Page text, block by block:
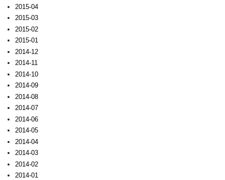
2015-04
2015-03
2015-02
2015-01
2014-12
2014-11
2014-10
2014-09
2014-08
2014-07
2014-06
2014-05
2014-04
2014-03
2014-02
2014-01